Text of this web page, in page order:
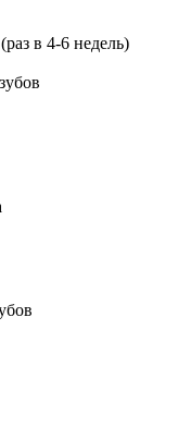
в 4-6 недель)